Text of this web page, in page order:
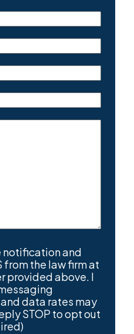
notification and
from the law firm at
provided above. I
data rates may
STOP to opt out